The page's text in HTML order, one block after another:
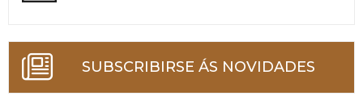
SUBSCRIBIRSE ÁS NOVIDADES